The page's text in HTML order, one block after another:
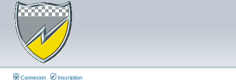
Connexion Inscription